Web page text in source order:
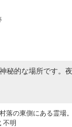
秘的な場所です。
落の東側にある霊場
不明